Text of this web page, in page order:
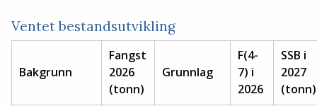
Ventet bestandsutvikling
Bakgrunn
Fangst
2026
(tonn)
Grunnlag
F(4-
7) i
2026
SSB i
2027